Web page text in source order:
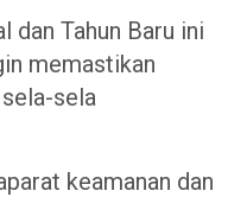
dan Tahun Baru ini
memastikan
sela
keamanan dan